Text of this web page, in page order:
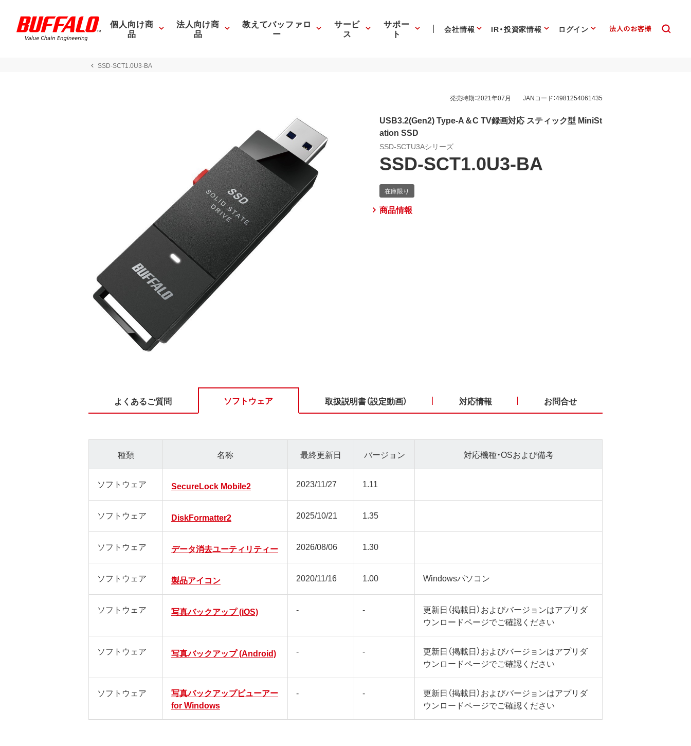
個人向け商
品
法人向け商
品
教えてバッファロ
ー
サービ
ス
サポー
ト 会社情報 IR・投資家情報 ログイン
SSD-SCT1.0U3-BA
発売時期：2021年07月 JANコード：4981254061435
USB3.2(Gen2) Type-A＆C TV録画対応 スティック型 MiniSt
ation SSD
SSD-SCTU3Aシリーズ
SSD-SCT1.0U3-BA
商品情報
よくあるご質問 ソフトウェア 取扱説明書（設定動画） 対応情報 お問合せ
種類 名称 最終更新日 バージョン 対応機種・OSおよび備考
ソフトウェア SecureLock Mobile2 2023/11/27 1.11
ソフトウェア DiskFormatter2 2025/10/21 1.35
ソフトウェア データ消去ユーティリティー 2026/08/06 1.30
ソフトウェア 製品アイコン 2020/11/16 1.00 Windowsパソコン
ソフトウェア 写真バックアップ (iOS) - -
更新日（掲載日）およびバージョンはアプリダ
ウンロードページでご確認ください
ソフトウェア 写真バックアップ (Android) - -
更新日（掲載日）およびバージョンはアプリダ
ウンロードページでご確認ください
ソフトウェア
写真バックアップビューアー
for Windows
- -
更新日（掲載日）およびバージョンはアプリダ
ウンロードページでご確認ください